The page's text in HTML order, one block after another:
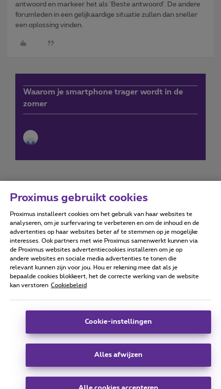
antwoord en markeer het als 'Beste antwoord'. De andere
forumleden in een gelijkaardige situatie zullen dan sneller
een oplossing vinden.
Waarom je smartphone trager wordt in de
zomer
Forumvoorwaarden Accessibility statement
Alle rechten voorbehouden. © Proximus
Algemene voorwaarden, consumenteninfo
Deze website is gecreëerd en wordt beheerd conform het
Koning Albert II-laan 27 - B-1030 Brussel.
Carrier & Wholesale Solutions
Proximus gebruikt cookies
Proximus installeert cookies om het gebruik van haar websites te
analyseren, om je surfervaring te verbeteren en om de inhoud en de
advertenties op haar websites beter af te stemmen op je mogelijke
interesses. Ook partners met wie Proximus samenwerkt kunnen via
de Proximus websites advertentiecookies installeren om je op
andere websites en sociale media advertenties te tonen die
relevant kunnen zijn voor jou. Hou er rekening mee dat als je
bepaalde cookies blokkeert, het de correcte werking van de website
kan verstoren Cookiebeleid
Cookie-instellingen
Alles afwijzen